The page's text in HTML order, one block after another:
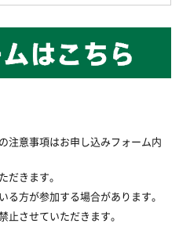
注意事項はお申し込みフォーム内
きます。
方が参加する場合があります。
させていただきます。